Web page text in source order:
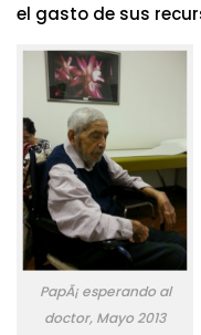
el gasto de sus
PapÃ¡ esperando al
doctor, Mayo 2013